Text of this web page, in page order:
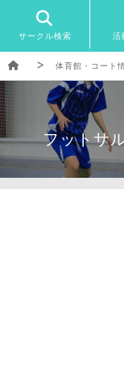
サークル検索 活
体育館・コート
フットサ